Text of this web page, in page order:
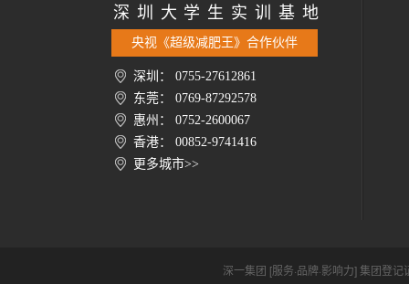
深 圳 大 学 生 实 训 基 地
央视《超级减肥王》合作伙伴
深圳： 0755-27612861
东莞： 0769-87292578
惠州： 0752-2600067
香港： 00852-9741416
更多城市>>
深一集团 [服务·品牌·影响力] 集团登